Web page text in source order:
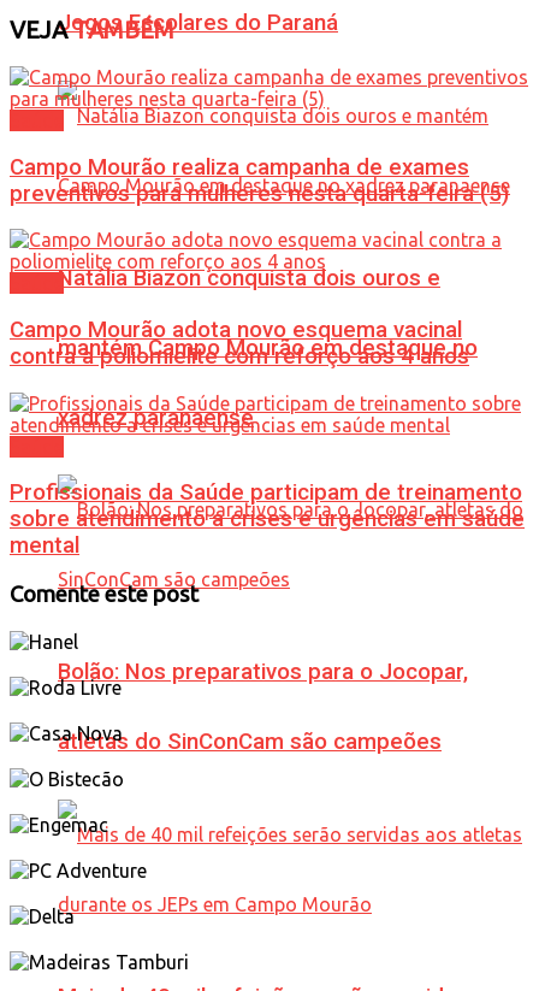
Jogos Escolares do Paraná
Natália Biazon conquista dois ouros e
mantém Campo Mourão em destaque no
xadrez paranaense
Bolão: Nos preparativos para o Jocopar,
atletas do SinConCam são campeões
VEJATAMBÉM
Campo Mourão realiza campanha de exames
preventivos para mulheres nesta quarta-feira (5)
Campo Mourão adota novo esquema vacinal
contra a poliomielite com reforço aos 4 anos
Profissionais da Saúde participam de treinamento
sobre atendimento a crises e urgências em saúde
mental
Comente este post